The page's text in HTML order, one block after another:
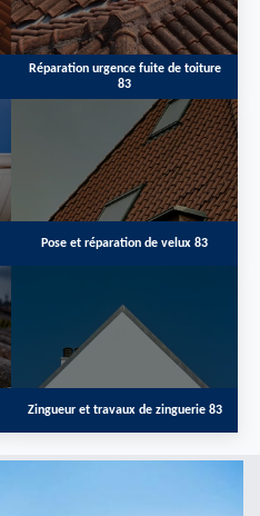
Réparation urgence fuite de toiture
83
Pose et réparation de velux 83
Zingueur et travaux de zinguerie 83